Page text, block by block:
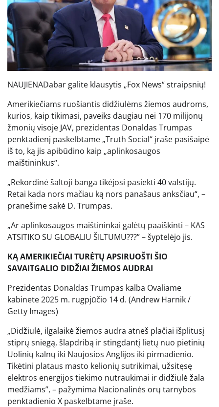
NAUJIENADabar galite klausytis „Fox News“ straipsnių!
Amerikiečiams ruošiantis didžiulėms žiemos audroms,
kurios, kaip tikimasi, paveiks daugiau nei 170 milijonų
žmonių visoje JAV, prezidentas Donaldas Trumpas
penktadienį paskelbtame „Truth Social“ įraše pasišaipė
iš to, ką jis apibūdino kaip „aplinkosaugos
maištininkus“.
„Rekordinė šaltoji banga tikėjosi pasiekti 40 valstijų.
Retai kada nors mačiau ką nors panašaus anksčiau“, –
pranešime sakė D. Trumpas.
„Ar aplinkosaugos maištininkai galėtų paaiškinti – KAS
ATSITIKO SU GLOBALIU ŠILTUMU???” – šyptelėjo jis.
KĄ AMERIKIEČIAI TURĖTŲ APSIRUOŠTI ŠIO
SAVAITGALIO DIDŽIAI ŽIEMOS AUDRAI
Prezidentas Donaldas Trumpas kalba Ovaliame
kabinete 2025 m. rugpjūčio 14 d. (Andrew Harnik /
Getty Images)
„Didžiulė, ilgalaikė žiemos audra atneš plačiai išplitusį
stiprų sniegą, šlapdribą ir stingdantį lietų nuo pietinių
Uolinių kalnų iki Naujosios Anglijos iki pirmadienio.
Tikėtini plataus masto kelionių sutrikimai, užsitęsę
elektros energijos tiekimo nutraukimai ir didžiulė žala
medžiams”, – pažymima Nacionalinės orų tarnybos
penktadienio X paskelbtame įraše.